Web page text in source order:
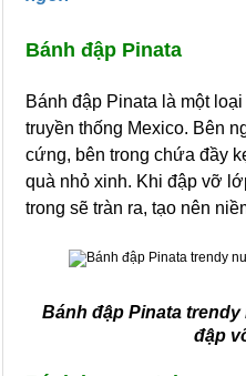
Bánh đập Pinata
Bánh đập Pinata là một
truyền thống Mexico. Bên
cứng, bên trong chứa đầy
quà nhỏ xinh. Khi đập vỡ
trong sẽ tràn ra, tạo nên
Bánh đập Pinata
đập